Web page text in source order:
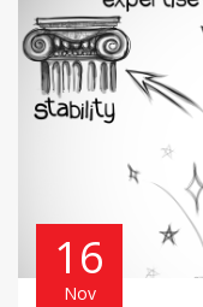
16
Nov